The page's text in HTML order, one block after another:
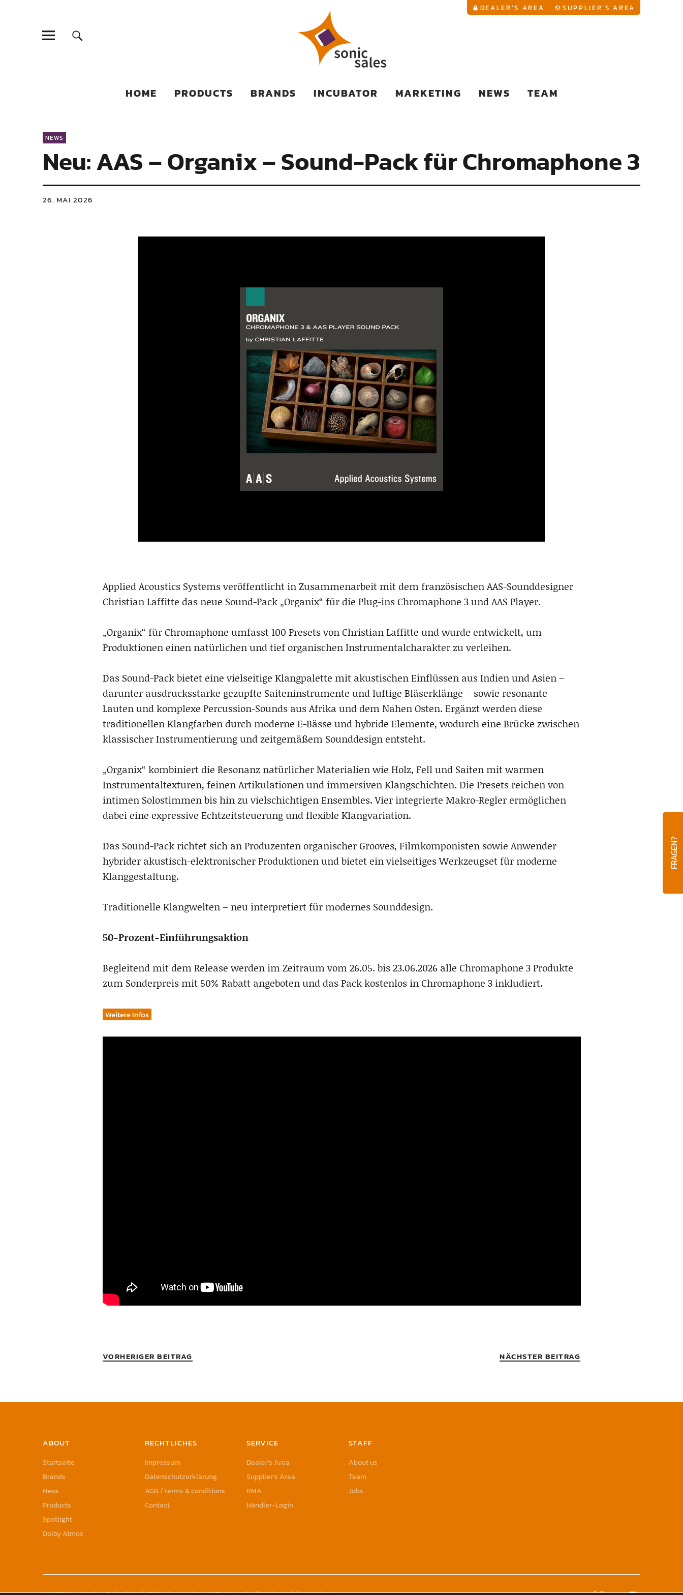
Sonic Sales
DEALER’S AREA SUPPLIER’S AREA
HOME PRODUCTS BRANDS INCUBATOR MARKETING NEWS TEAM
FRAGEN?
NEWS
Neu: AAS – Organix – Sound-Pack für Chromaphone 3
26. MAI 2026
Applied Acoustics Systems veröffentlicht in Zusammenarbeit mit dem französischen AAS-Sounddesigner
Christian Laffitte das neue Sound-Pack „Organix“ für die Plug-ins Chromaphone 3 und AAS Player.
„Organix“ für Chromaphone umfasst 100 Presets von Christian Laffitte und wurde entwickelt, um
Produktionen einen natürlichen und tief organischen Instrumentalcharakter zu verleihen.
Das Sound-Pack bietet eine vielseitige Klangpalette mit akustischen Einflüssen aus Indien und Asien –
darunter ausdrucksstarke gezupfte Saiteninstrumente und luftige Bläserklänge – sowie resonante
Lauten und komplexe Percussion-Sounds aus Afrika und dem Nahen Osten. Ergänzt werden diese
traditionellen Klangfarben durch moderne E-Bässe und hybride Elemente, wodurch eine Brücke zwischen
klassischer Instrumentierung und zeitgemäßem Sounddesign entsteht.
„Organix“ kombiniert die Resonanz natürlicher Materialien wie Holz, Fell und Saiten mit warmen
Instrumentaltexturen, feinen Artikulationen und immersiven Klangschichten. Die Presets reichen von
intimen Solostimmen bis hin zu vielschichtigen Ensembles. Vier integrierte Makro-Regler ermöglichen
dabei eine expressive Echtzeitsteuerung und flexible Klangvariation.
Das Sound-Pack richtet sich an Produzenten organischer Grooves, Filmkomponisten sowie Anwender
hybrider akustisch-elektronischer Produktionen und bietet ein vielseitiges Werkzeugset für moderne
Klanggestaltung.
Traditionelle Klangwelten – neu interpretiert für modernes Sounddesign.
50-Prozent-Einführungsaktion
Begleitend mit dem Release werden im Zeitraum vom 26.05. bis 23.06.2026 alle Chromaphone 3 Produkte
zum Sonderpreis mit 50% Rabatt angeboten und das Pack kostenlos in Chromaphone 3 inkludiert.
Weitere Infos
VORHERIGER BEITRAG NÄCHSTER BEITRAG
ABOUT
Startseite
Brands
News
Products
Spotlight
Dolby Atmos
RECHTLICHES
Impressum
Datenschutzerklärung
AGB / terms & conditions
Contact
SERVICE
Dealer’s Area
Supplier’s Area
RMA
Händler-Login
STAFF
About us
Team
Jobs